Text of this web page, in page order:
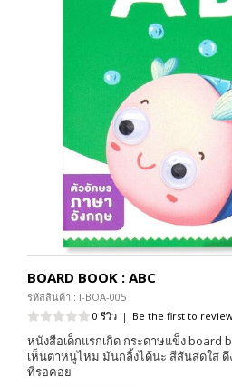
BOARD BOOK : ABC
รหัสสินค้า : I-BOA-005
0 รีวิว | Be the first to
หนังสือเด็กแรกเกิด กระดาษแข็ง board
เห็นตาหนูไหม มันกลิ้งได้นะ สีสันสดใส
ที่รอคอย